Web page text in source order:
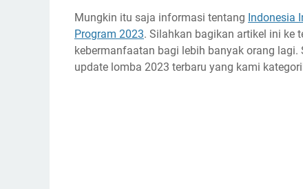
Mungkin itu saja informasi tentang Indonesia
Program 2023. Silahkan bagikan artikel ini ke
kebermanfaatan bagi lebih banyak orang lagi.
update lomba 2023 terbaru yang kami